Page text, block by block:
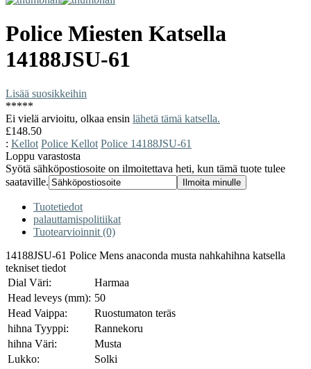
Police Miesten Katsella
14188JSU-61
Lisää suosikkeihin
*****
Ei vielä arvioitu, olkaa ensin lähetä tämä katsella.
£148.50
: Kellot Police Kellot Police 14188JSU-61
Loppu varastosta
Syötä sähköpostiosoite on ilmoitettava heti, kun tämä tuote tulee
saataville.
Tuotetiedot
palauttamispolitiikat
Tuotearvioinnit (0)
14188JSU-61 Police Mens anaconda musta nahkahihna katsella
tekniset tiedot
Dial Väri:
Harmaa
Head leveys (mm): 50
Head Vaippa:
Ruostumaton teräs
hihna Tyyppi:
Rannekoru
hihna Väri:
Musta
Lukko:
Solki